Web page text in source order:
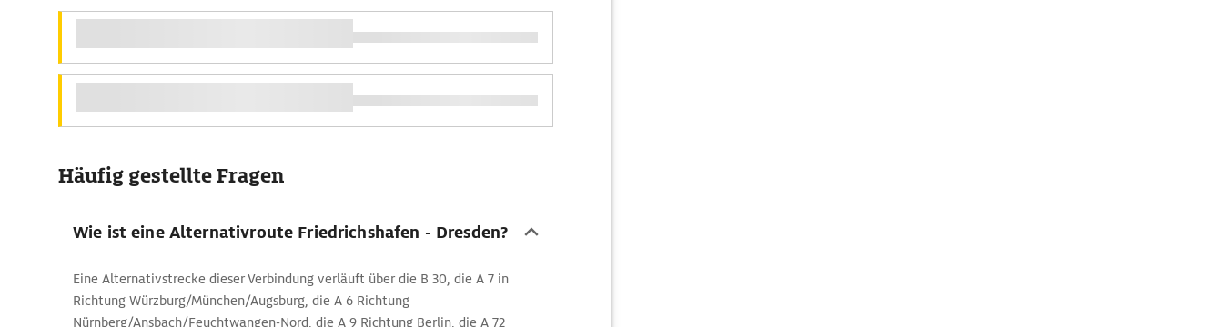
Häufig gestellte Fragen
Wie ist eine Alternativroute Friedrichshafen - Dresden?
Eine Alternativstrecke dieser Verbindung verläuft über die B 30, die A 7 in
Richtung Würzburg/München/Augsburg, die A 6 Richtung
Nürnberg/Ansbach/Feuchtwangen-Nord, die A 9 Richtung Berlin, die A 72